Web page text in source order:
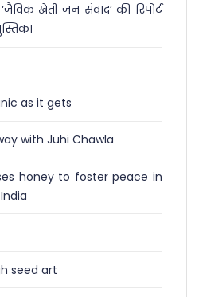
खेती जन संवाद’ की रिपोर्ट
as it gets
with Juhi Chawla
honey to foster peace in
seed art